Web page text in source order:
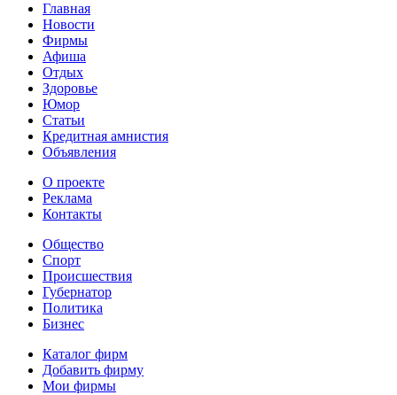
Главная
Новости
Фирмы
Афиша
Отдых
Здоровье
Юмор
Статьи
Кредитная амнистия
Объявления
О проекте
Реклама
Контакты
Общество
Спорт
Происшествия
Губернатор
Политика
Бизнес
Каталог фирм
Добавить фирму
Мои фирмы